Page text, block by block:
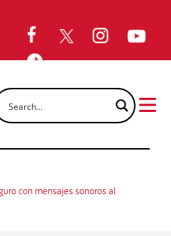
con mensajes sonoros al